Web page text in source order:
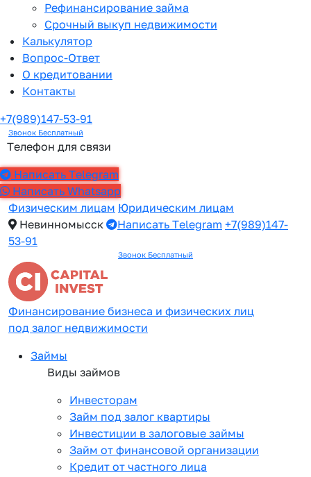
Рефинансирование займа
Срочный выкуп недвижимости
Калькулятор
Вопрос-Ответ
О кредитовании
Контакты
+7(989)147-53-91
Звонок Бесплатный
Телефон для связи
Написать Telegram
Написать Whatsapp
Физическим лицам Юридическим лицам
Невинномысск
Написать Telegram +7(989)147-
53-91
Звонок Бесплатный
Финансирование бизнеса и физических лиц
под залог недвижимости
Займы
Виды займов
Инвесторам
Займ под залог квартиры
Инвестиции в залоговые займы
Займ от финансовой организации
Кредит от частного лица